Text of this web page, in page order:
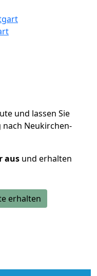
und lassen Sie
Neukirchen-
aus und erhalten
erhalten